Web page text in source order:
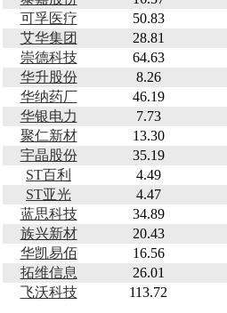
可孚医疗
50.83
艾华集团
28.81
崇德科技
64.63
华升股份
8.26
华纳药厂
46.19
华银电力
7.73
聚仁新材
13.30
宇晶股份
35.19
ST百利
4.49
ST亚光
4.47
蓝思科技
34.89
族兴新材
20.43
华凯易佰
16.56
拓维信息
26.01
飞沃科技
113.72